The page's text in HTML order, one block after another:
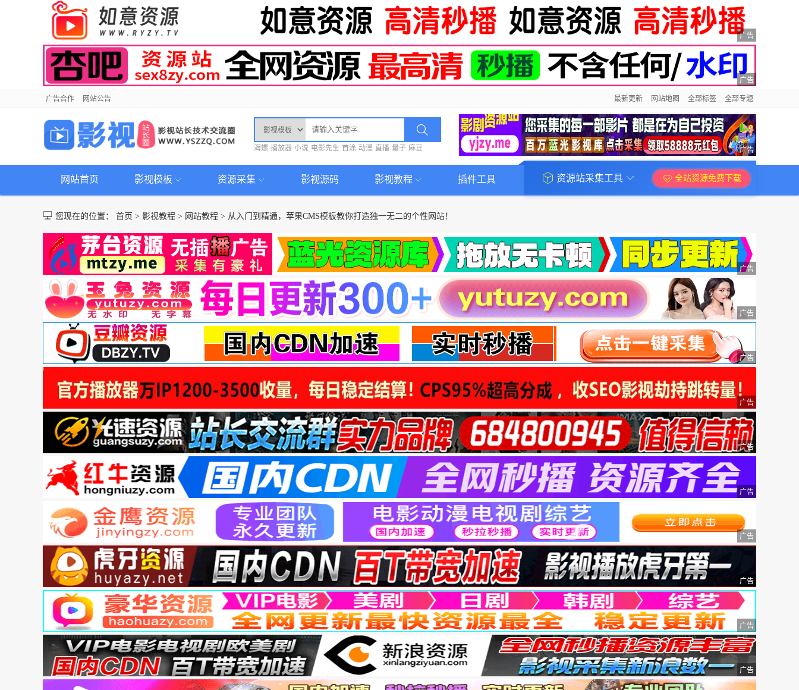
广告
广告
广告合作 网站公告 最新更新 网站地图 全部标签 全部专题
海螺 播放器 小说 电影先生 首涂 动漫 直播 量子 麻豆 广告
网站首页 影视模板 资源采集 影视源码 影视教程 插件工具 资源站采集工具 全站资源免费下载
您现在的位置： 首页 > 影视教程 > 网站教程 > 从入门到精通，苹果CMS模板教你打造独一无二的个性网站！
广告
广告
广告
广告
广告
广告
广告
广告
广告
广告